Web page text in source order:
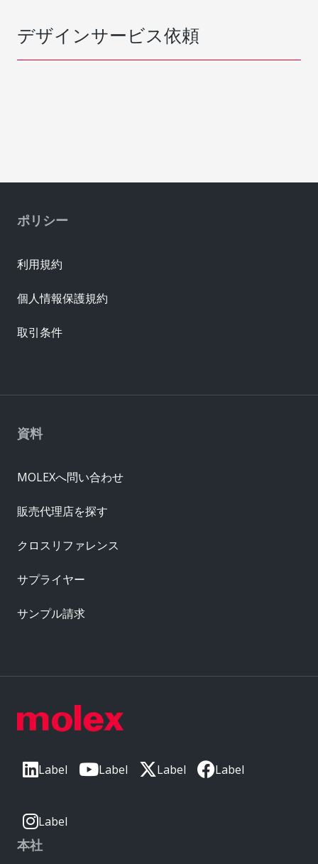
デザインサービス依頼
Label Label Label Label
Label
本社
資料
MOLEXへ問い合わせ
販売代理店を探す
クロスリファレンス
サプライヤー
サンプル請求
ポリシー
利用規約
個人情報保護規約
取引条件